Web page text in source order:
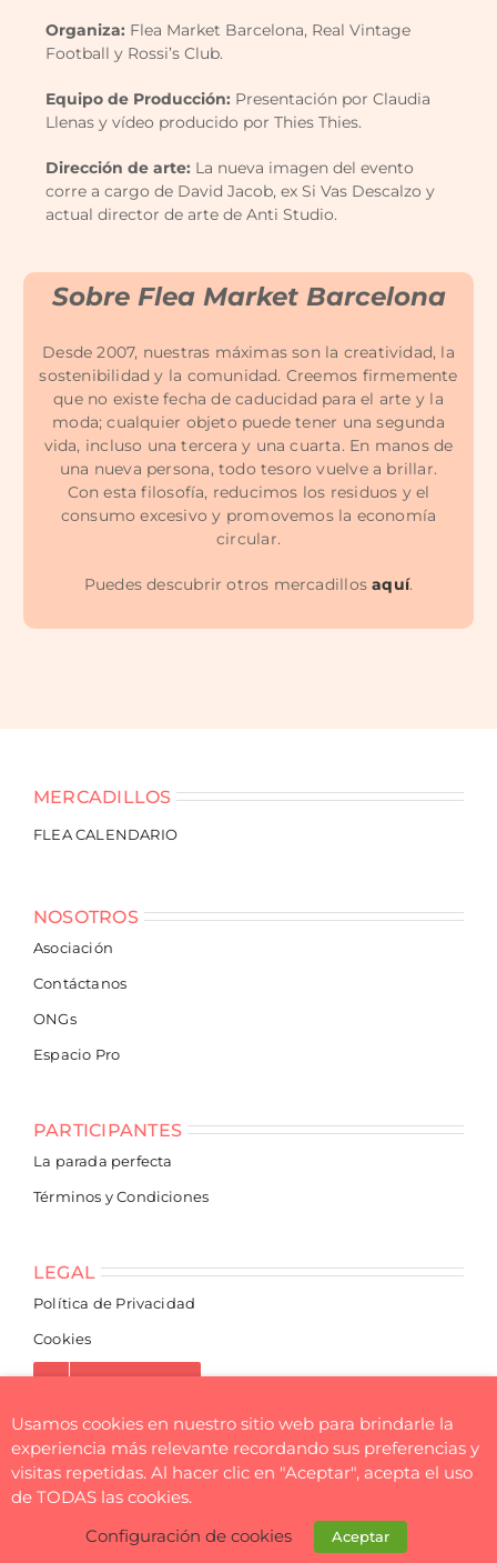
Organiza: Flea Market Barcelona, Real Vintage
Football y Rossi’s Club.
Equipo de Producción: Presentación por Claudia
Llenas y vídeo producido por Thies Thies.
Dirección de arte: La nueva imagen del evento
corre a cargo de David Jacob, ex Si Vas Descalzo y
actual director de arte de Anti Studio.
Sobre Flea Market Barcelona
Desde 2007, nuestras máximas son la creatividad, la
sostenibilidad y la comunidad. Creemos firmemente
que no existe fecha de caducidad para el arte y la
moda; cualquier objeto puede tener una segunda
vida, incluso una tercera y una cuarta. En manos de
una nueva persona, todo tesoro vuelve a brillar.
Con esta filosofía, reducimos los residuos y el
consumo excesivo y promovemos la economía
circular.
Puedes descubrir otros mercadillosaquí.
MERCADILLOS
FLEA CALENDARIO
NOSOTROS
Asociación
Contáctanos
ONGs
Espacio Pro
PARTICIPANTES
La parada perfecta
Términos y Condiciones
LEGAL
Política de Privacidad
Cookies
NEWSLETTER
© Flea Market BCN
Usamos cookies en nuestro sitio web para brindarle la
experiencia más relevante recordando sus preferencias y
visitas repetidas. Al hacer clic en "Aceptar", acepta el uso
de TODAS las cookies.
Configuración de cookies
Aceptar